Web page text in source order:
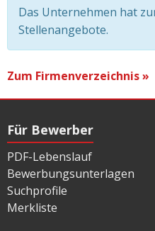
Das Unternehmen hat
Stellenangebote.
Zum Firmenverzeichnis »
Für Bewerber
PDF-Lebenslauf
Bewerbungsunterlagen
Suchprofile
Merkliste